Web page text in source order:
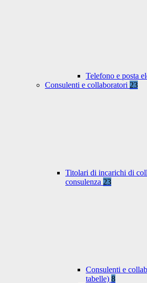
Telefono e posta
Consulenti e collaboratori 23
Titolari di incarichi di
consulenza 23
Consulenti e
tabelle) 8